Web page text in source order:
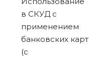
в СКУД с
применением
банковских карт
(с